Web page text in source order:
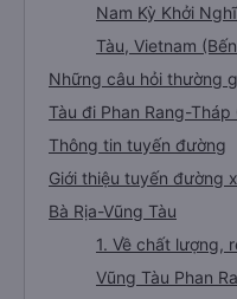
Nam Kỳ Khởi
Tàu, Vietnam
Những câu hỏi thường
Tàu đi Phan Rang-Tháp
Thông tin tuyến đường
Giới thiệu tuyến đường
Bà Rịa-Vũng Tàu
1. Về chất lượng,
Vũng Tàu Phan